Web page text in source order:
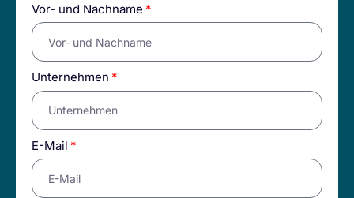
Vor- und Nachname
Unternehmen
E-Mail